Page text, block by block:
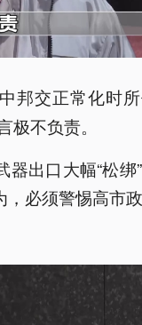
邦交正常化时
不负责。
出口大幅“松绑
，必须警惕高市